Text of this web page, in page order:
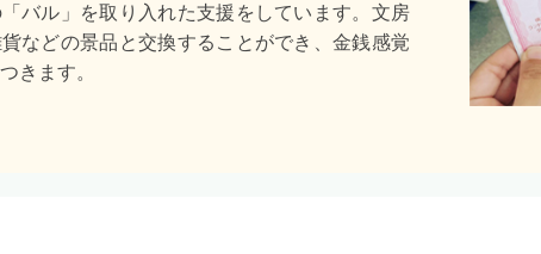
バル」を取り入れた支援をしています。文房
などの景品と交換することができ、金銭感覚
きます。